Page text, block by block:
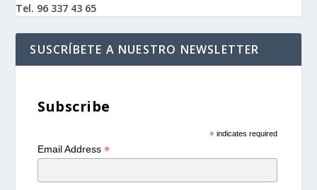
Tel. 96 337 43 65
SUSCRÍBETE A NUESTRO NEWSLETTER
Subscribe
*indicates required
Email Address*